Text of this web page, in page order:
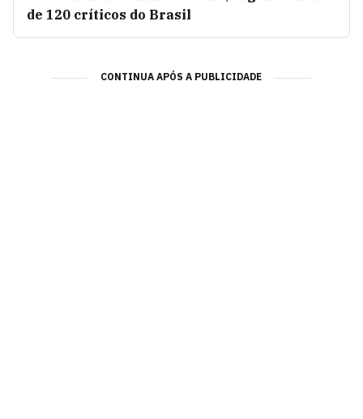
de 120 críticos do Brasil
CONTINUA APÓS A PUBLICIDADE